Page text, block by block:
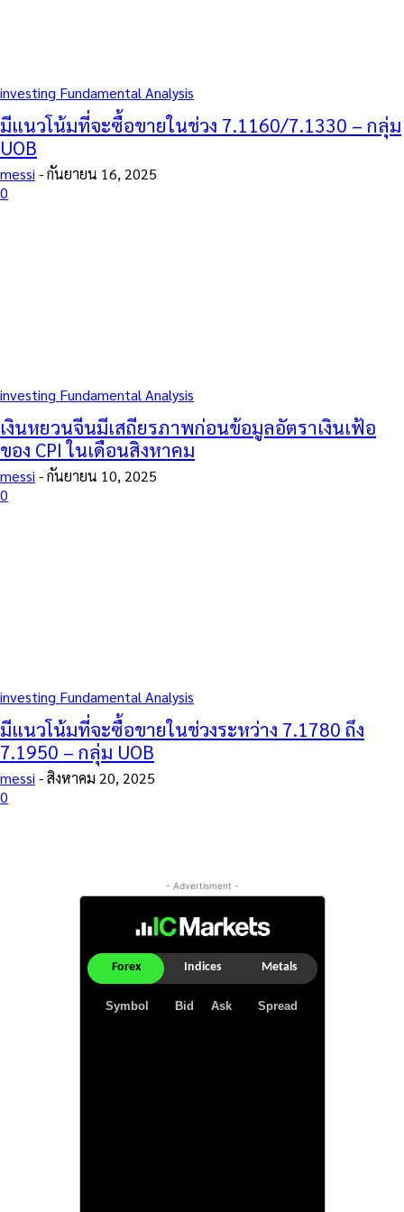
investing Fundamental Analysis
มีแนวโน้มที่จะซื้อขายในช่วง 7.1160/7.1330 – กลุ่ม
UOB
messi -กันยายน 16, 2025
0
investing Fundamental Analysis
เงินหยวนจีนมีเสถียรภาพก่อนข้อมูลอัตราเงินเฟ้อ
ของ CPI ในเดือนสิงหาคม
messi -กันยายน 10, 2025
0
investing Fundamental Analysis
มีแนวโน้มที่จะซื้อขายในช่วงระหว่าง 7.1780 ถึง
7.1950 – กลุ่ม UOB
messi -สิงหาคม 20, 2025
0
- Advertisment -